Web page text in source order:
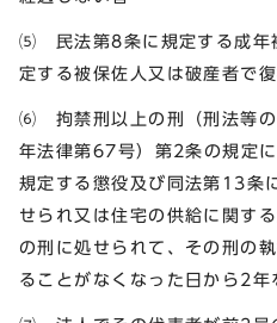
⑸ 民法第8条に規定する成年
定する被保佐人又は破産者で
⑹ 拘禁刑以上の刑（刑法等の
年法律第67号）第2条の規定
規定する懲役及び同法第13条
せられ又は住宅の供給に関す
の刑に処せられて、その刑の
ることがなくなった日から2年